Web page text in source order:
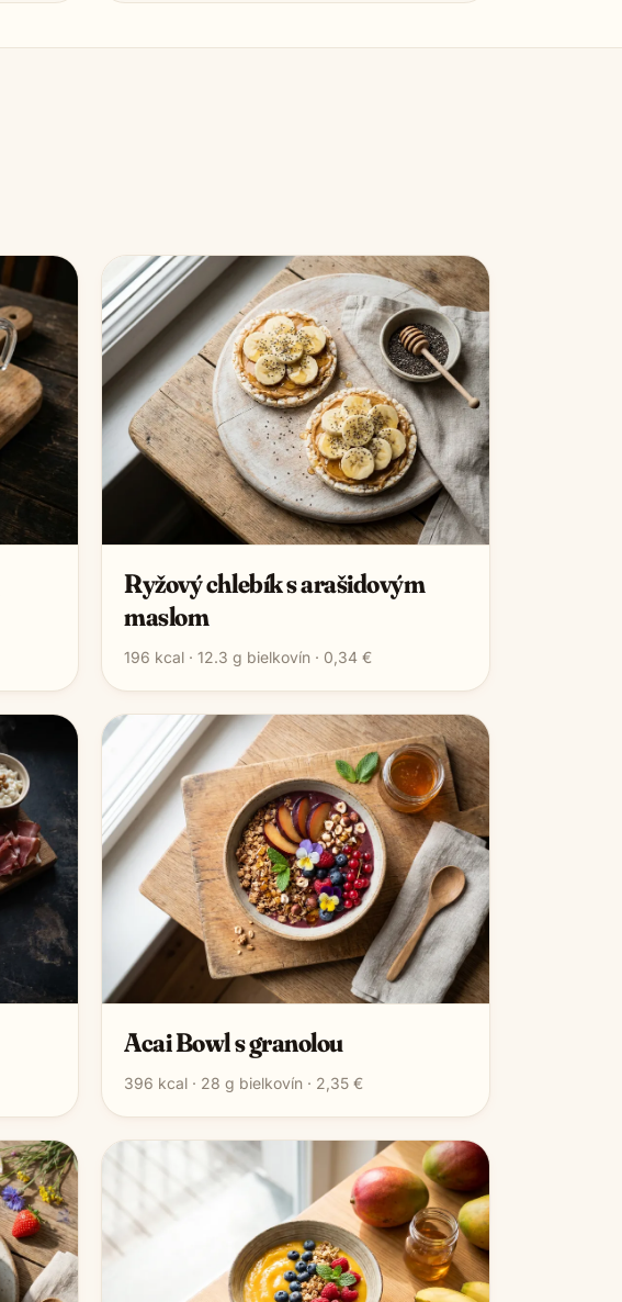
Ryžový chlebík s arašidovým
maslom
196 kcal ·12.3 g bielkovín · 0,34 €
Acai Bowl s granolou
396 kcal · 28 g bielkovín · 2,35 €